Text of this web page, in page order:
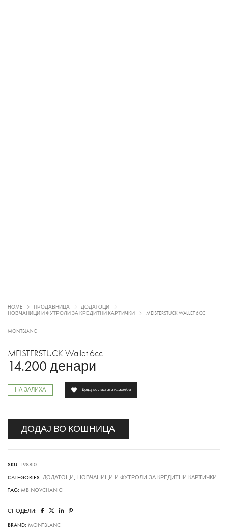
HOME ПРОДАВНИЦА
ДОДАТОЦИ
НОВЧАНИЦИ И ФУТРОЛИ ЗА КРЕДИТНИ КАРТИЧКИ
MEISTERSTUCK WALLET 6CC
MONTBLANC
MEISTERSTUCK Wallet 6cc
14.200 денари
НА ЗАЛИХА
ДОДАЈ ВО КОШНИЦА
Додај во листата на желби
SKU: 198810
CATEGORIES: ДОДАТОЦИ, НОВЧАНИЦИ И ФУТРОЛИ ЗА КРЕДИТНИ КАРТИЧКИ
TAG: MB NOVCHANICI
СПОДЕЛИ:
BRAND: MONTBLANC